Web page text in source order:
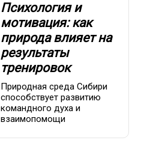
Психология и
мотивация: как
природа влияет на
результаты
тренировок
Природная среда Сибири
способствует развитию
командного духа и
взаимопомощи